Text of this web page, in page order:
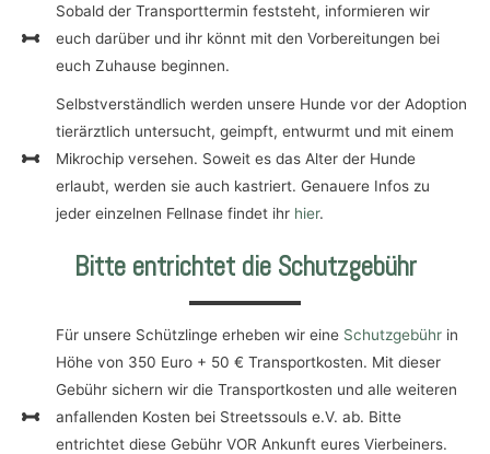
Sobald der Transporttermin feststeht, informieren wir
euch darüber und ihr könnt mit den Vorbereitungen bei
euch Zuhause beginnen.
Selbstverständlich werden unsere Hunde vor der Adoption
tierärztlich untersucht, geimpft, entwurmt und mit einem
Mikrochip versehen. Soweit es das Alter der Hunde
erlaubt, werden sie auch kastriert. Genauere Infos zu
jeder einzelnen Fellnase findet ihr hier.
Bitte entrichtet die Schutzgebühr
Für unsere Schützlinge erheben wir eine Schutzgebühr in
Höhe von 350 Euro + 50 € Transportkosten. Mit dieser
Gebühr sichern wir die Transportkosten und alle weiteren
anfallenden Kosten bei Streetssouls e.V. ab. Bitte
entrichtet diese Gebühr VOR Ankunft eures Vierbeiners.